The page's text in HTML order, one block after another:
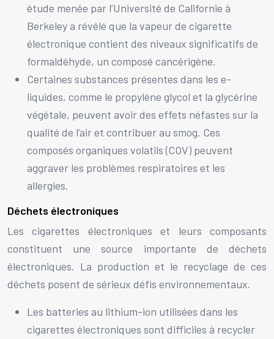
étude menée par l’Université de Californie à
Berkeley a révélé que la vapeur de cigarette
électronique contient des niveaux significatifs de
formaldéhyde, un composé cancérigène.
Certaines substances présentes dans les e-
liquides, comme le propylène glycol et la glycérine
végétale, peuvent avoir des effets néfastes sur la
qualité de l’air et contribuer au smog. Ces
composés organiques volatils (COV) peuvent
aggraver les problèmes respiratoires et les
allergies.
Déchets électroniques
Les cigarettes électroniques et leurs composants
constituent une source importante de déchets
électroniques. La production et le recyclage de ces
déchets posent de sérieux défis environnementaux.
Les batteries au lithium-ion utilisées dans les
cigarettes électroniques sont difficiles à recycler